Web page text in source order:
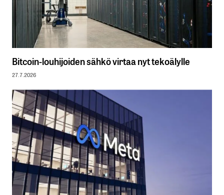
Bitcoin-louhijoiden sähkö virtaa nyt tekoälylle
27.7.2026